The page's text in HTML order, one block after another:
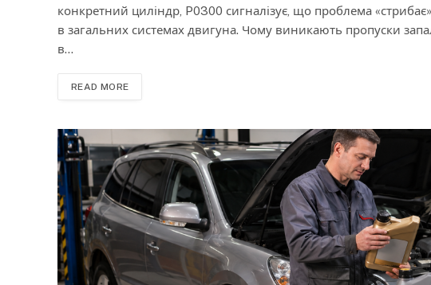
конкретний циліндр, P0300 сигналізує, що проблема
в загальних системах двигуна. Чому виникають пропуски
в…
READ MORE